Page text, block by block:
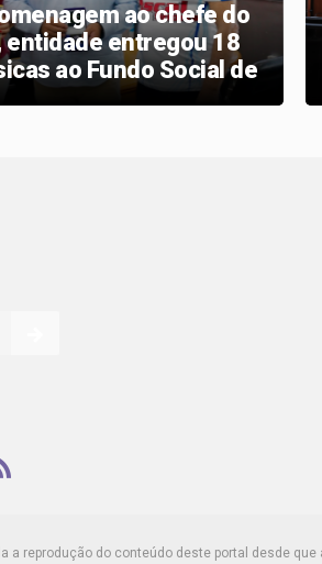
ao chefe do
entidade entregou 18
ao Fundo Social de
a reprodução do conteúdo deste portal desde que